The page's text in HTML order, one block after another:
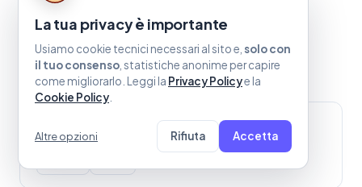
lavora fuori dal gestionale · Clerklavora
dentro quello che usi già
La tua privacy è importante
Usiamo cookie tecnici necessari al sito e, solo con
il tuo consenso , statistiche anonime per capire
come migliorarlo. Leggi la Privacy Policye la
Cookie Policy
Altre opzioni Rifiuta Accetta